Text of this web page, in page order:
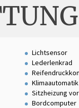
Lichtsensor
Lederlenkrad
Klimaautomatik
Sitzheizung
Bordcomputer